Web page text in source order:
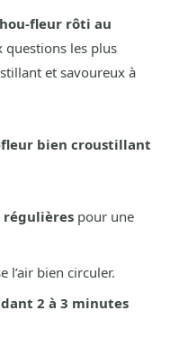
fleur rôti au
questions les plus
et savoureux à
bien croustillant
pour une
l’air bien circuler.
2 à 3 minutes